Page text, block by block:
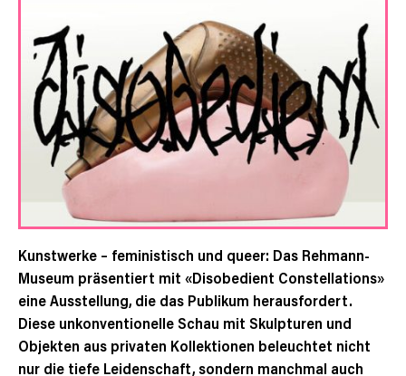
Kunstwerke – feministisch und queer: Das Rehmann-
Museum präsentiert mit «Disobedient Constellations»
eine Ausstellung, die das Publikum herausfordert.
Diese unkonventionelle Schau mit Skulpturen und
Objekten aus privaten Kollektionen beleuchtet nicht
nur die tiefe Leidenschaft, sondern manchmal auch